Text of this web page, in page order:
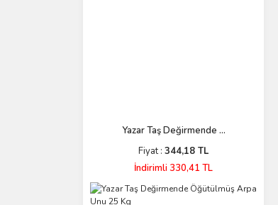
Yazar Taş Değirmende ...
Fiyat : 344,18 TL
İndirimli 330,41 TL